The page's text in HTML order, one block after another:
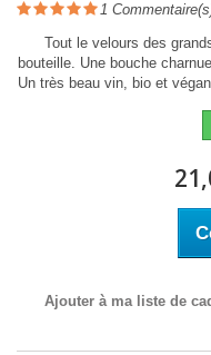
1
Tout le velours des
bouteille. Une bouche
Un très beau vin, bio et
Ajouter à ma liste de